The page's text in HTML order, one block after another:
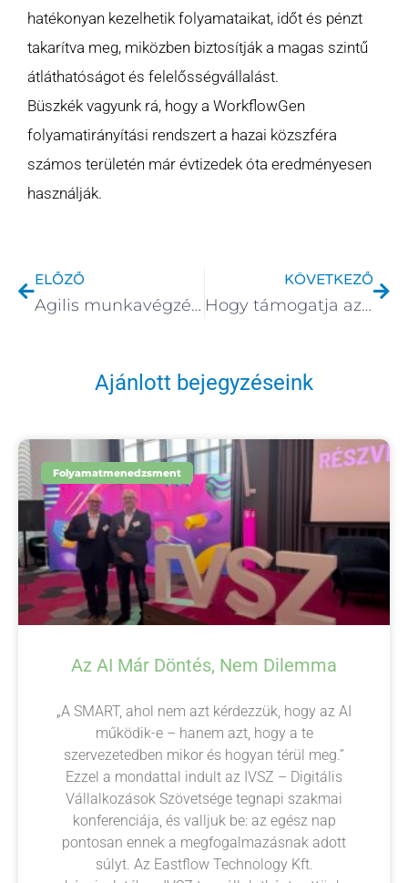
hatékonyan kezelhetik folyamataikat, időt és pénzt
takarítva meg, miközben biztosítják a magas szintű
átláthatóságot és felelősségvállalást.
Büszkék vagyunk rá, hogy a WorkflowGen
folyamatirányítási rendszert a hazai közszféra
számos területén már évtizedek óta eredményesen
használják.
ELŐZŐ
Agilis munkavégzés a WorkflowGen folyamatirányítási szoftverrel
KÖVETKEZŐ
Hogy támogatja az üzleti folyamatok hatékonyságát a mesterséges intelligencia?
Ajánlott bejegyzéseink
Folyamatmenedzsment
Az AI Már Döntés, Nem Dilemma
„A SMART, ahol nem azt kérdezzük, hogy az AI
működik-e – hanem azt, hogy a te
szervezetedben mikor és hogyan térül meg.”
Ezzel a mondattal indult az IVSZ – Digitális
Vállalkozások Szövetsége tegnapi szakmai
konferenciája, és valljuk be: az egész nap
pontosan ennek a megfogalmazásnak adott
súlyt. Az Eastflow Technology Kft.